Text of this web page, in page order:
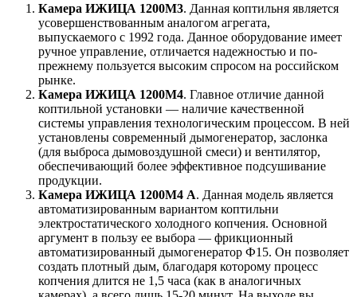
Камера ИЖИЦА 1200М3. Данная коптильня является
усовершенствованным аналогом агрегата,
выпускаемого с 1992 года. Данное оборудование имеет
ручное управление, отличается надежностью и по-
прежнему пользуется высоким спросом на российском
рынке.
Камера ИЖИЦА 1200М4. Главное отличие данной
коптильной установки — наличие качественной
системы управления технологическим процессом. В ней
установлены современный дымогенератор, заслонка
(для выброса дымовоздушной смеси) и вентилятор,
обеспечивающий более эффективное подсушивание
продукции.
Камера ИЖИЦА 1200М4 А. Данная модель является
автоматизированным вариантом коптильни
электростатического холодного копчения. Основной
аргумент в пользу ее выбора — фрикционный
автоматизированный дымогенератор Ф15. Он позволяет
создать плотный дым, благодаря которому процесс
копчения длится не 1,5 часа (как в аналогичных